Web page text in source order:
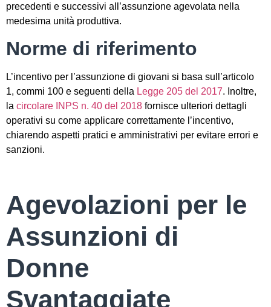
precedenti e successivi all’assunzione agevolata nella
medesima unità produttiva.
Norme di riferimento
L’incentivo per l’assunzione di giovani si basa sull’articolo
1, commi 100 e seguenti della Legge 205 del 2017. Inoltre,
la circolare INPS n. 40 del 2018 fornisce ulteriori dettagli
operativi su come applicare correttamente l’incentivo,
chiarendo aspetti pratici e amministrativi per evitare errori e
sanzioni.
Agevolazioni per le
Assunzioni di
Donne
Svantaggiate